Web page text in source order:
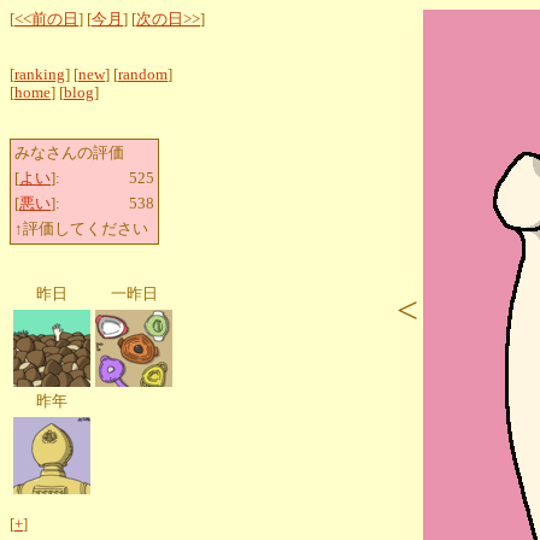
[<<前の日 ] [今月 ] [次の日>>]
[ranking] [new] [random]
[home] [blog]
みなさんの評価
[よい]:
525
[悪い]:
538
↑評価してください
昨日 一昨日
昨年
[+]
<